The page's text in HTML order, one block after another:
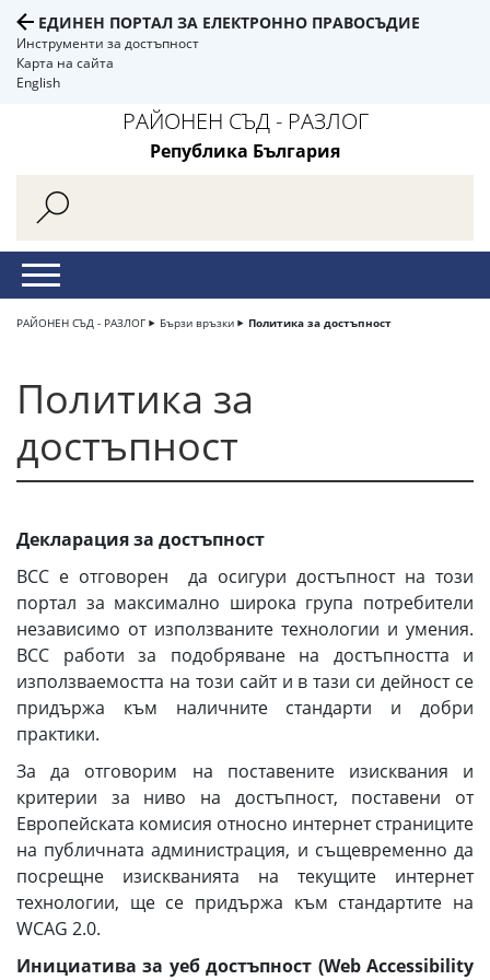
ЕДИНЕН ПОРТАЛ ЗА ЕЛЕКТРОННО ПРАВОСЪДИЕ
Инструменти за достъпност
Карта на сайта
English
РАЙОНЕН СЪД - РАЗЛОГ
Република България
РАЙОНЕН СЪД - РАЗЛОГ Бързи връзки Политика за достъпност
Политика за
достъпност
Декларация за достъпност
ВСС е отговорен да осигури достъпност на този
портал за максимално широка група потребители
независимо от използваните технологии и умения.
ВСС работи за подобряване на достъпността и
използваемостта на този сайт и в тази си дейност се
придържа към наличните стандарти и добри
практики.
За да отговорим на поставените изисквания и
критерии за ниво на достъпност, поставени от
Европейската комисия относно интернет страниците
на публичната администрация, и същевременно да
посрещне изискванията на текущите интернет
технологии, ще се придържа към стандартите на
WCAG 2.0.
Инициатива за уеб достъпност (Web Accessibility